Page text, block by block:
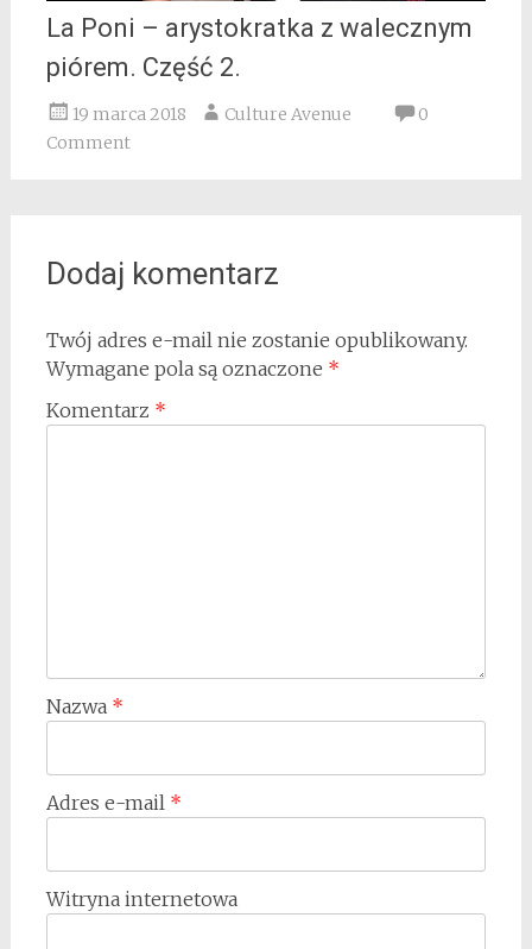
La Poni – arystokratka z walecznym
piórem. Część 2.
19 marca 2018 Culture Avenue
0
Comment
Dodaj komentarz
Twój adres e-mail nie zostanie opublikowany.
Wymagane pola są oznaczone *
Komentarz *
Nazwa *
Adres e-mail *
Witryna internetowa